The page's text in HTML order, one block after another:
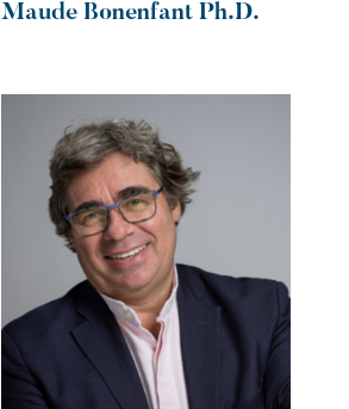
Maude Bonenfant Ph.D.